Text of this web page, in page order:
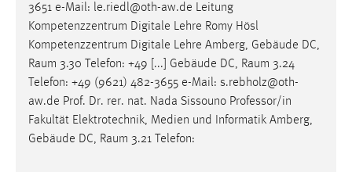
3651 e-Mail: le.riedl@oth-aw.de Leitung
Kompetenzzentrum Digitale Lehre Romy Hösl
Kompetenzzentrum Digitale Lehre Amberg, Gebäude DC,
Raum 3.30 Telefon: +49 [...] Gebäude DC, Raum 3.24
Telefon: +49 (9621) 482-3655 e-Mail: s.rebholz@oth-
aw.de Prof. Dr. rer. nat. Nada Sissouno Professor/in
Fakultät Elektrotechnik, Medien und Informatik Amberg,
Gebäude DC, Raum 3.21 Telefon: